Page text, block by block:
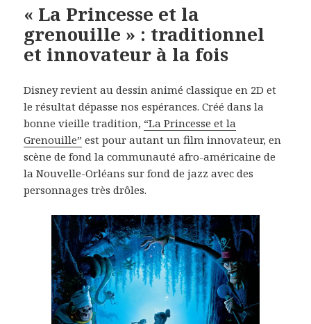
« La Princesse et la
grenouille » : traditionnel
et innovateur à la fois
Disney revient au dessin animé classique en 2D et
le résultat dépasse nos espérances. Créé dans la
bonne vieille tradition, “La Princesse et la
Grenouille” est pour autant un film innovateur, en
scène de fond la communauté afro-américaine de
la Nouvelle-Orléans sur fond de jazz avec des
personnages très drôles.